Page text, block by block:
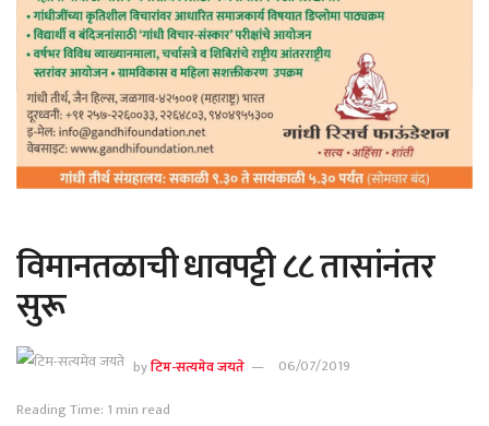
विमानतळाची धावपट्टी ८८ तासांनंतर
सुरू
byटिम-सत्यमेव जयते
06/07/2019
Reading Time: 1 min read